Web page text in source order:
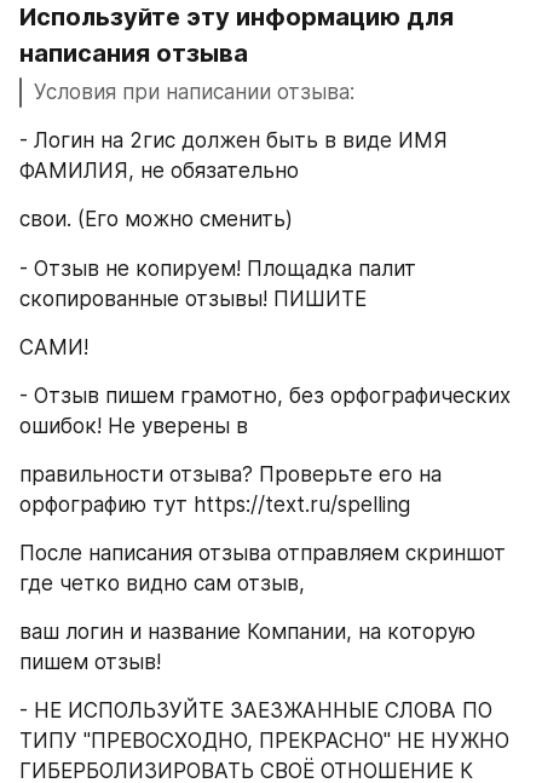
Используйте эту информацию для
написания отзыва
Условия при написании отзыва:
- Логин на 2гис должен быть в виде ИМЯ
ФАМИЛИЯ, не обязательно
свои. (Его можно сменить)
- Отзыв не копируем! Площадка палит
скопированные отзывы! ПИШИТЕ
САМИ!
- Отзыв пишем грамотно, без орфографических
ошибок! Не уверены в
правильности отзыва? Проверьте его на
орфографию тут https://text.ru/spelling
После написания отзыва отправляем скриншот
где четко видно сам отзыв,
ваш логин и название Компании, на которую
пишем отзыв!
- НЕ ИСПОЛЬЗУЙТЕ ЗАЕЗЖАННЫЕ СЛОВА ПО
ТИПУ "ПРЕВОСХОДНО, ПРЕКРАСНО" НЕ НУЖНО
ГИБЕРБОЛИЗИРОВАТЬ СВОЁ ОТНОШЕНИЕ К